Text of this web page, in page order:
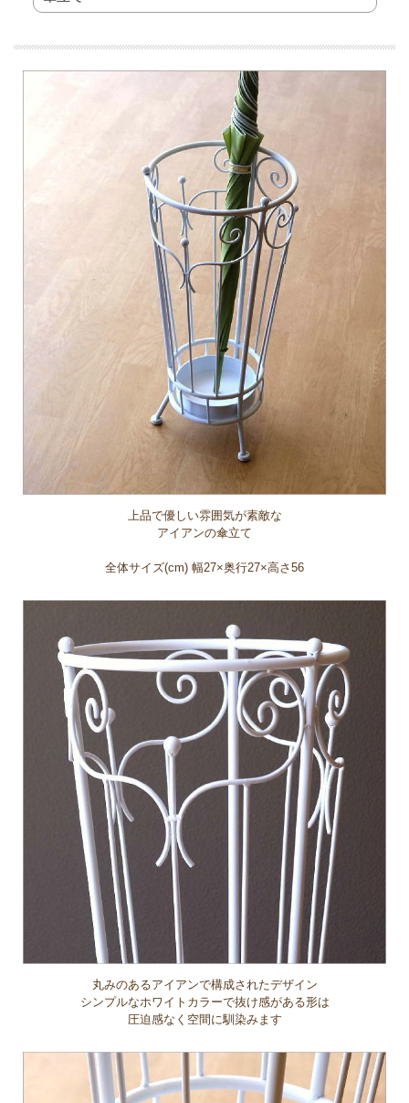
上品で優しい雰囲気が素敵な
アイアンの傘立て
全体サイズ(cm) 幅27×奥行27×高さ56
丸みのあるアイアンで構成されたデザイン
シンプルなホワイトカラーで抜け感がある形は
圧迫感なく空間に馴染みます